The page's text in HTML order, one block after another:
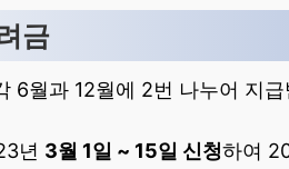
금
6월과 12월에 2번 나누어 지
년 3월 1일 ~ 15일 신청하여